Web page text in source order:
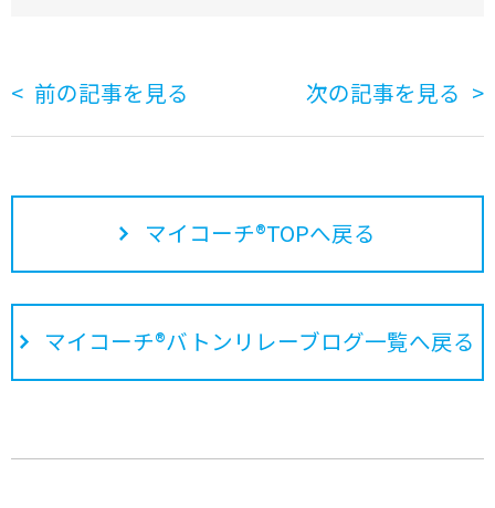
前の記事を見る 次の記事を見る
マイコーチ®TOPへ戻る
マイコーチ®バトンリレーブログ一覧へ戻る